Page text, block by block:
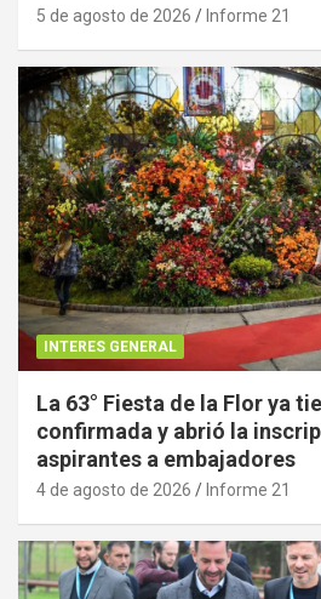
5 de agosto de 2026 Informe 21
INTERES GENERAL
La 63° Fiesta de la Flor ya
confirmada y abrió la
aspirantes a embajadores
4 de agosto de 2026 Informe 21